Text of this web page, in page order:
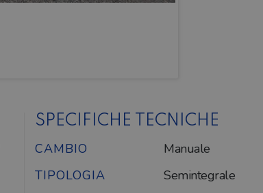
SPECIFICHE TECNICHE
CAMBIO
Manuale
TIPOLOGIA
Semintegrale